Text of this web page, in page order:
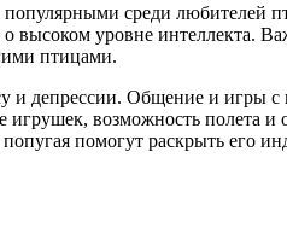
популярными среди любителей
высоком уровне интеллекта.
птицами.
и депрессии. Общение и игры с
возможность полета и
помогут раскрыть его